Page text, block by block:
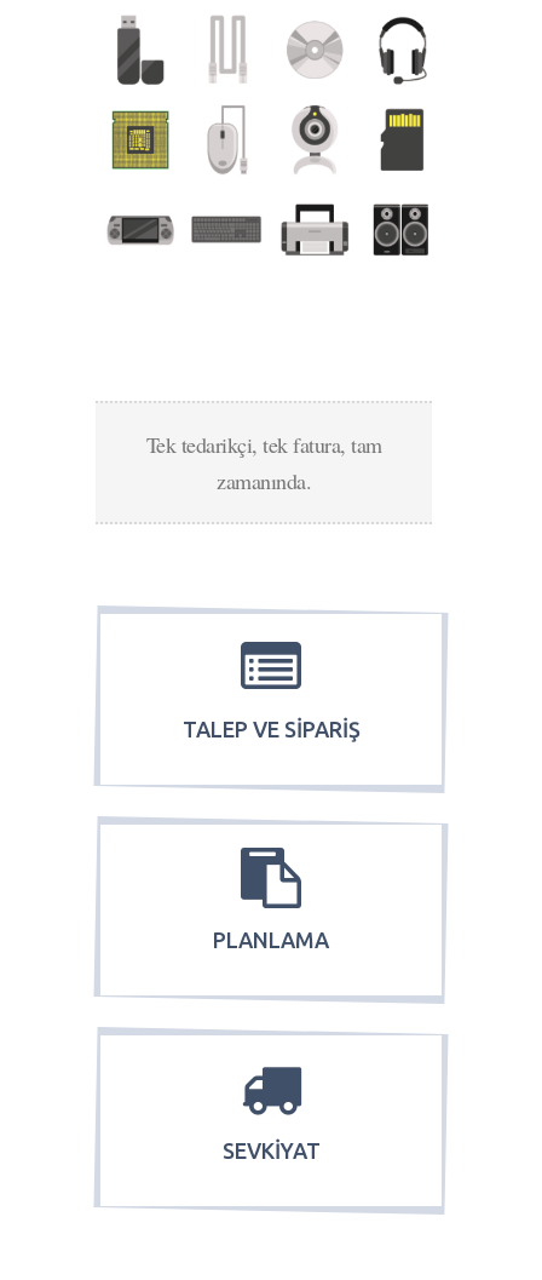
Tek tedarikçi, tek fatura, tam
zamanında.
TALEP VE SİPARİŞ
PLANLAMA
SEVKİYAT